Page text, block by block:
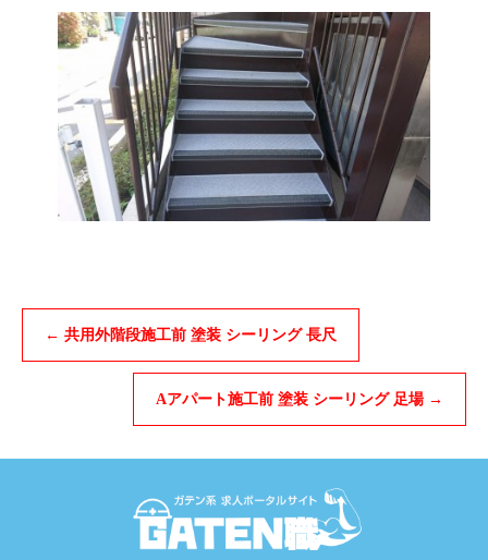
← 共用外階段施工前 塗装 シーリング 長尺
Aアパート施工前 塗装 シーリング 足場 →